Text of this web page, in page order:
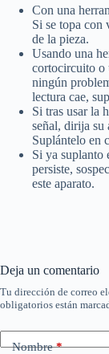
Con una
Si se topa con
de la pieza.
Usando una
cortocircuito o
ningún
lectura cae,
Si tras usar la
señal, dirija su
Suplántelo en
Si ya suplanto
persiste,
este aparato.
Deja un comentario
Tu dirección de correo
obligatorios están
Nombre*